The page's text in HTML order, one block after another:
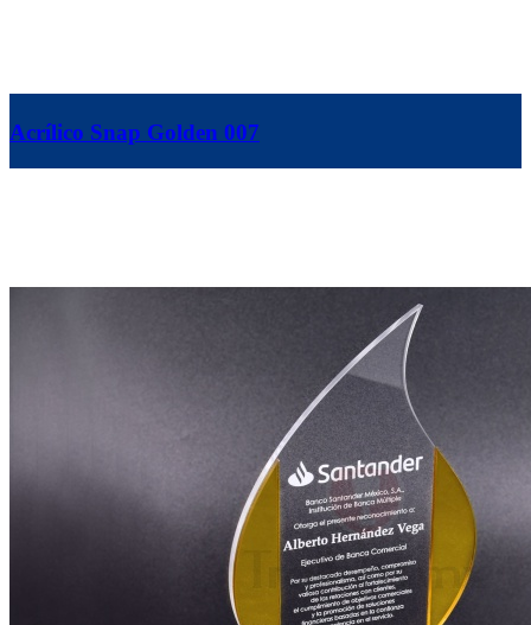
Acrílico Snap Golden 007